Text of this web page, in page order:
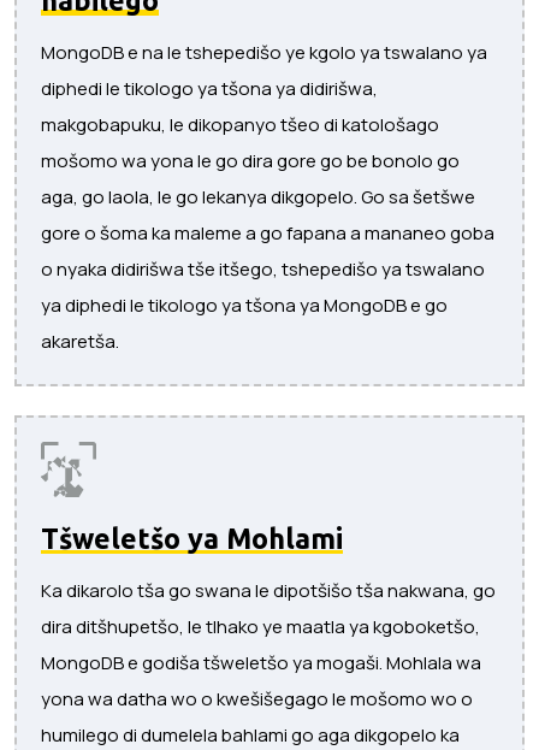
MongoDB e na le tshepedišo ye kgolo ya tswalano ya
diphedi le tikologo ya tšona ya didirišwa,
makgobapuku, le dikopanyo tšeo di katološago
mošomo wa yona le go dira gore go be bonolo go
aga, go laola, le go lekanya dikgopelo. Go sa šetšwe
gore o šoma ka maleme a go fapana a mananeo goba
o nyaka didirišwa tše itšego, tshepedišo ya tswalano
ya diphedi le tikologo ya tšona ya MongoDB e go
akaretša.
Tšweletšo ya Mohlami
Ka dikarolo tša go swana le dipotšišo tša nakwana, go
dira ditšhupetšo, le tlhako ye maatla ya kgoboketšo,
MongoDB e godiša tšweletšo ya mogaši. Mohlala wa
yona wa datha wo o kwešišegago le mošomo wo o
humilego di dumelela bahlami go aga dikgopelo ka